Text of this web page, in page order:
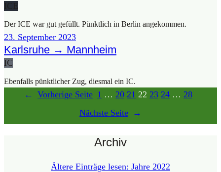
ICE
Der ICE war gut gefüllt. Pünkt­lich in Ber­lin ange­kom­men.
23. Sep­tem­ber 2023
Karlsruhe → Mannheim
IC
Eben­falls pünkt­li­cher Zug, dies­mal ein IC.
← Vor­he­ri­ge Sei­te 1 … 20 21 22 23 24 … 28
Nächs­te Sei­te →
Archiv
Älte­re Ein­trä­ge lesen: Jah­re 2022